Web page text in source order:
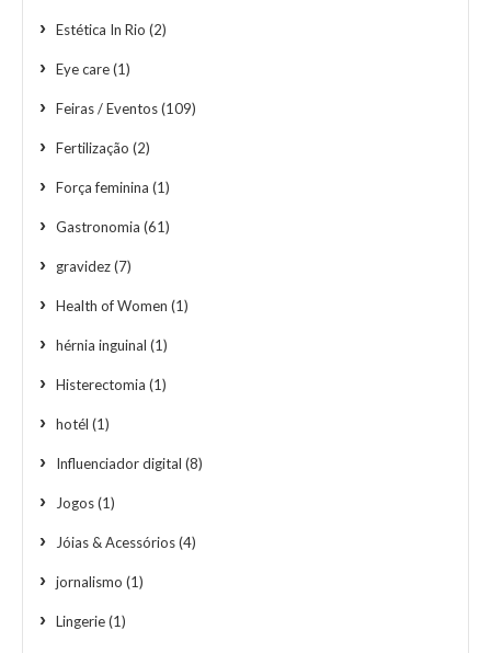
Estética In Rio (2)
Eye care(1)
Feiras / Eventos(109)
Fertilização (2)
Força feminina (1)
Gastronomia (61)
gravidez(7)
Health of Women (1)
hérnia inguinal (1)
Histerectomia (1)
hotél (1)
Influenciador digital (8)
Jogos(1)
Jóias & Acessórios(4)
jornalismo (1)
Lingerie(1)